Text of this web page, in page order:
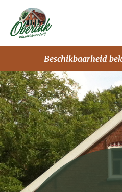
Beschikbaarheid